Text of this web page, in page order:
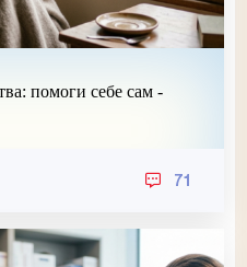
помоги себе сам -
71